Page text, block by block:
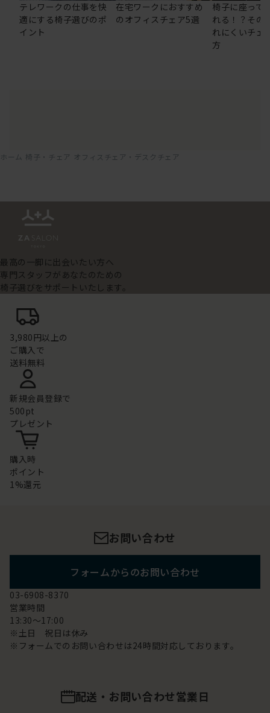
テレワークの仕事を快
適にする椅子選びのポ
イント
在宅ワークにおすすめ
のオフィスチェア5選
椅子に座って
れる！？その
れにくいチェ
方
ホーム 椅子・チェア オフィスチェア・デスクチェア
最高の一脚に出会いたい方へ
専門スタッフがあなたのための
椅子選びをサポートいたします。
3,980円以上の
ご購入で
送料無料
新規会員登録で
500pt
プレゼント
購入時
ポイント
1%還元
お問い合わせ
フォームからのお問い合わせ
03-6908-8370
営業時間
13:30～17:00
※土日 祝日は休み
※フォームでのお問い合わせは24時間対応しております。
配送・お問い合わせ営業日